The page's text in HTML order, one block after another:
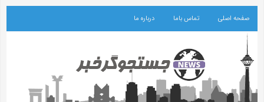
صفحه اصلی تماس باما درباره ما